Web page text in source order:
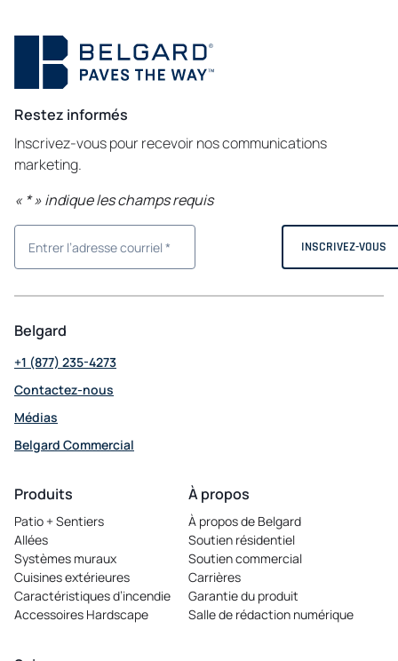
Restez informés
Inscrivez-vous pour recevoir nos communications
marketing.
« *» indique les champs requis
Belgard
+1 (877) 235-4273
Contactez-nous
Médias
Belgard Commercial
in
new
tab
Produits
Patio + Sentiers
Allées
Systèmes muraux
Cuisines extérieures
Caractéristiques d’incendie
Accessoires Hardscape
À propos
À propos de Belgard
Soutien résidentiel
Soutien commercial
Carrières
opens
in
a
Garantie du produit
Salle de rédaction numérique